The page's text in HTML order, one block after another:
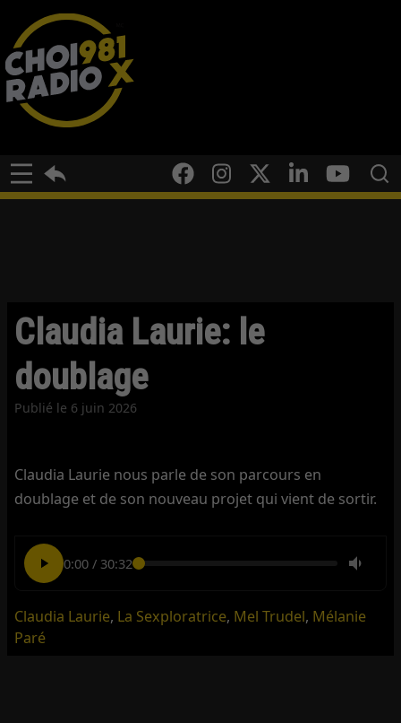
Claudia Laurie: le
doublage
Publié le 6 juin 2026
Claudia Laurie nous parle de son parcours en
doublage et de son nouveau projet qui vient de sortir.
0:00/ 30:32
Claudia Laurie, La Sexploratrice, Mel Trudel, Mélanie
Paré